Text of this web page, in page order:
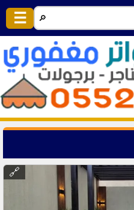
🔎
☰
🔗